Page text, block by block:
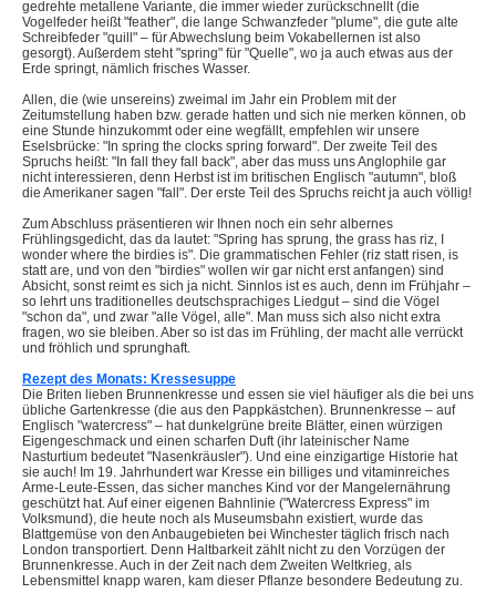
gedrehte metallene Variante, die immer wieder zurückschnellt (die
Vogelfeder heißt "feather", die lange Schwanzfeder "plume", die gute alte
Schreibfeder "quill" – für Abwechslung beim Vokabellernen ist also
gesorgt). Außerdem steht "spring" für "Quelle", wo ja auch etwas aus der
Erde springt, nämlich frisches Wasser.
Allen, die (wie unsereins) zweimal im Jahr ein Problem mit der
Zeitumstellung haben bzw. gerade hatten und sich nie merken können, ob
eine Stunde hinzukommt oder eine wegfällt, empfehlen wir unsere
Eselsbrücke: "In spring the clocks spring forward". Der zweite Teil des
Spruchs heißt: "In fall they fall back", aber das muss uns Anglophile gar
nicht interessieren, denn Herbst ist im britischen Englisch "autumn", bloß
die Amerikaner sagen "fall". Der erste Teil des Spruchs reicht ja auch völlig!
Zum Abschluss präsentieren wir Ihnen noch ein sehr albernes
Frühlingsgedicht, das da lautet: "Spring has sprung, the grass has riz, I
wonder where the birdies is". Die grammatischen Fehler (riz statt risen, is
statt are, und von den "birdies" wollen wir gar nicht erst anfangen) sind
Absicht, sonst reimt es sich ja nicht. Sinnlos ist es auch, denn im Frühjahr –
so lehrt uns traditionelles deutschsprachiges Liedgut – sind die Vögel
"schon da", und zwar "alle Vögel, alle". Man muss sich also nicht extra
fragen, wo sie bleiben. Aber so ist das im Frühling, der macht alle verrückt
und fröhlich und sprunghaft.
Rezept des Monats: Kressesuppe
Die Briten lieben Brunnenkresse und essen sie viel häufiger als die bei uns
übliche Gartenkresse (die aus den Pappkästchen). Brunnenkresse – auf
Englisch "watercress" – hat dunkelgrüne breite Blätter, einen würzigen
Eigengeschmack und einen scharfen Duft (ihr lateinischer Name
Nasturtium bedeutet "Nasenkräusler"). Und eine einzigartige Historie hat
sie auch! Im 19. Jahrhundert war Kresse ein billiges und vitaminreiches
Arme-Leute-Essen, das sicher manches Kind vor der Mangelernährung
geschützt hat. Auf einer eigenen Bahnlinie ("Watercress Express" im
Volksmund), die heute noch als Museumsbahn existiert, wurde das
Blattgemüse von den Anbaugebieten bei Winchester täglich frisch nach
London transportiert. Denn Haltbarkeit zählt nicht zu den Vorzügen der
Brunnenkresse. Auch in der Zeit nach dem Zweiten Weltkrieg, als
Lebensmittel knapp waren, kam dieser Pflanze besondere Bedeutung zu.